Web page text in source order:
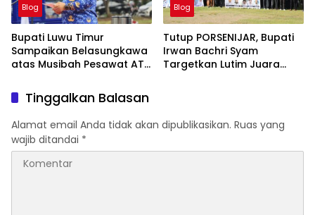
Blog
Bupati Luwu Timur
Sampaikan Belasungkawa
atas Musibah Pesawat ATR
Blog
Tutup PORSENIJAR, Bupati
Irwan Bachri Syam
Targetkan Lutim Juara
Tinggalkan Balasan
Alamat email Anda tidak akan dipublikasikan. Ruas yang
wajib ditandai *